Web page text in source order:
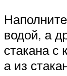
водой, а
стакана с
а из